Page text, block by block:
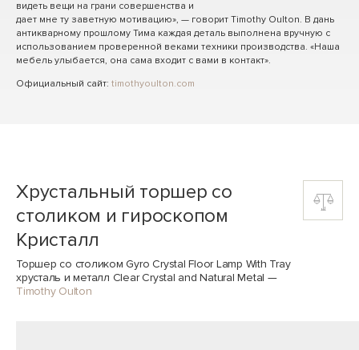
видеть вещи на грани совершенства и
дает мне ту заветную мотивацию», — говорит Timothy Oulton. В дань
антикварному прошлому Тима каждая деталь выполнена вручную с
использованием проверенной веками техники производства. «Наша
мебель улыбается, она сама входит с вами в контакт».
Официальный сайт: timothyoulton.com
Хрустальный торшер со
столиком и гироскопом
Кристалл
Торшер со столиком Gyro Crystal Floor Lamp With Tray
хрусталь и металл Clear Crystal and Natural Metal —
Timothy Oulton